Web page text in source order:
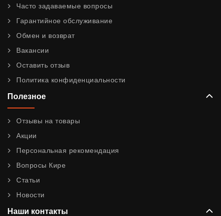
Часто задаваемые вопросы
Гарантийное обслуживание
Обмен и возврат
Вакансии
Оставить отзыв
Политика конфиденциальности
Полезное
Отзывы на товары
Акции
Персональная рекомендация
Вопросы Кире
Статьи
Новости
Наши контакты